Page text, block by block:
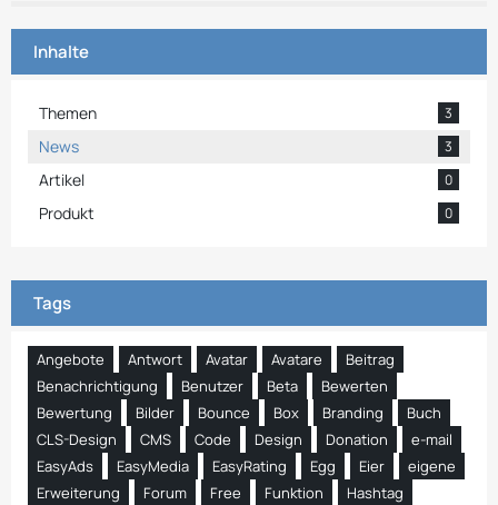
Inhalte
Themen 3
News 3
Artikel 0
Produkt 0
Tags
Angebote Antwort Avatar Avatare
Beitrag
Benachrichtigung
Benutzer Beta
Bewerten
Bewertung
Bilder Bounce Box Branding
Buch
CLS-Design
CMS Code Design Donation
e-mail
EasyAds
EasyMedia EasyRating Egg Eier
eigene
Erweiterung
Forum Free Funktion
Hashtag